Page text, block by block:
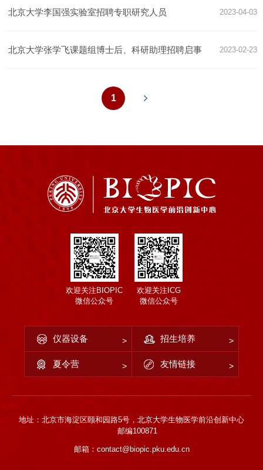
2023-04-03
北京大学李国强实验室招聘专职研究人员
2023-02-23
北京大学张学飞课题组博士后、科研助理招聘启事
1
欢迎关注BIOPIC
微信公众号
欢迎关注ICG
微信公众号
仪器设备 招生培养
夏令营 友情链接
地址：北京市海淀区颐和园路5号，北京大学生物医学前沿创新中心
邮编100871
邮箱：contact@biopic.pku.edu.cn